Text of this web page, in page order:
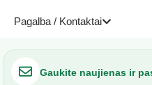
Pagalba / Kontaktai
Gaukite naujienas ir